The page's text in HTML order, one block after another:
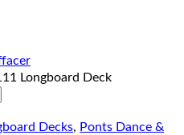
Longboard Deck
Decks, Ponts Dance &